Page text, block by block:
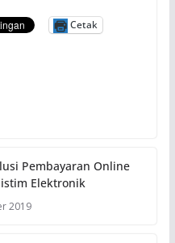
Cetak
Pembayaran Online
Elektronik
2019